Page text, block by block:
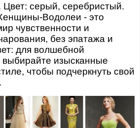
Цвет: серый, серебристый.
Водолеи - это
чувственности и
без эпатажа и
для волшебной
выбирайте изысканные
чтобы подчеркнуть свой